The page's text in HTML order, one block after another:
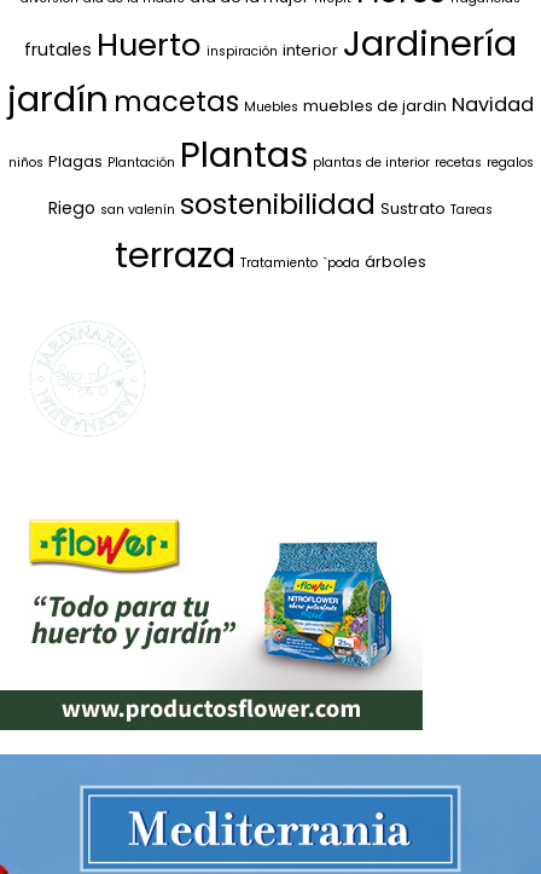
frutales Huerto inspiración interior Jardinería
jardín macetas Muebles muebles de jardin Navidad
niños Plagas Plantación Plantas plantas de interior recetas regalos
Riego san valenín sostenibilidad Sustrato Tareas
terraza Tratamiento `poda árboles